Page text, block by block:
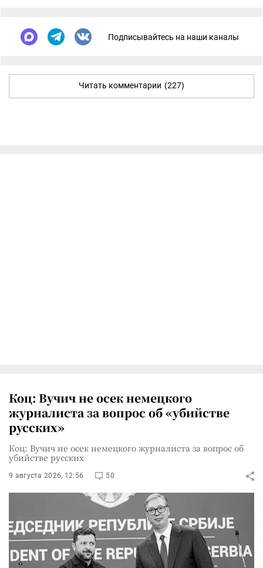
Подписывайтесь на наши каналы
Читать комментарии (227)
Коц: Вучич не осек немецкого
журналиста за вопрос об «убийстве
русских»
Коц: Вучич не осек немецкого журналиста за вопрос об
убийстве русских
9 августа 2026, 12:56 50